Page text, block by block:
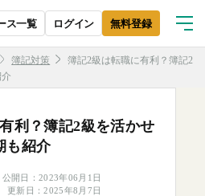
ス一覧 ログイン 無料登録
簿記対策
簿記2級は転職に有利？簿記2
利？簿記2級を活かせ
も紹介
公開日：2023年06月1日
更新日：2025年8月7日